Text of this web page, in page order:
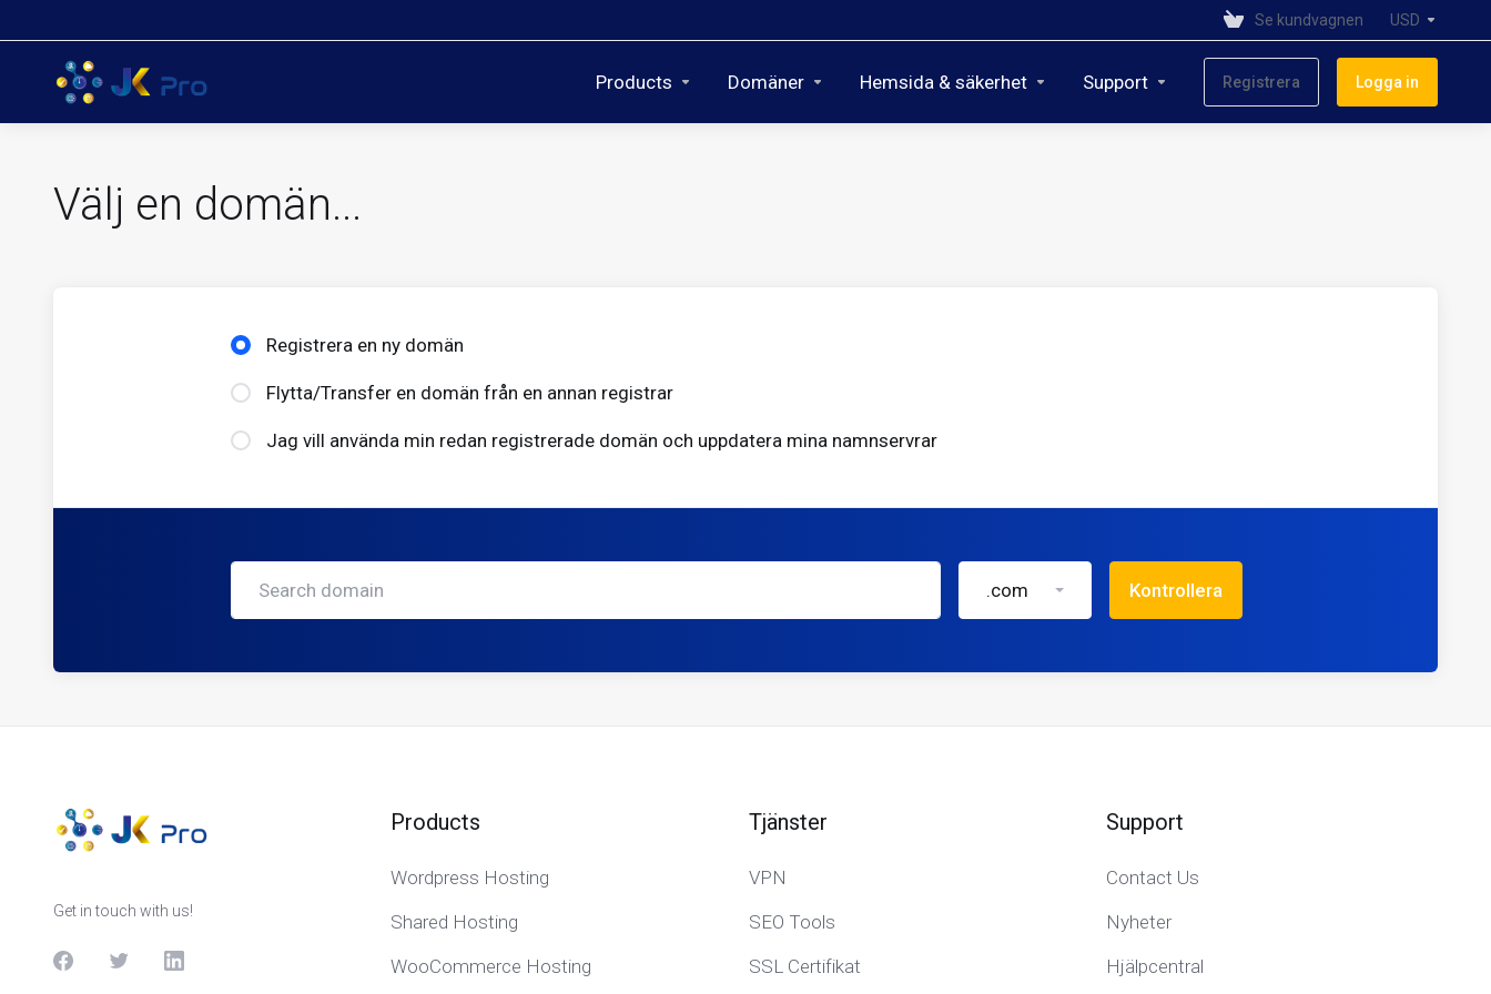
Se kundvagnen USD
Products Domäner Hemsida & säkerhet Support Registrera Logga in
Välj en domän...
Registrera en ny domän
Flytta/Transfer en domän från en annan registrar
Jag vill använda min redan registrerade domän och uppdatera mina namnservrar
.com Kontrollera
Get in touch with us!
Products
Wordpress Hosting
Shared Hosting
WooCommerce Hosting
Tjänster
VPN
SEO Tools
SSL Certifikat
Support
Contact Us
Nyheter
Hjälpcentral